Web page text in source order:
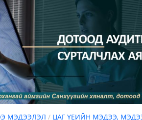
МЭДЭЭЛЭЛ / ЦАГ ҮЕИЙН МЭДЭЭ,